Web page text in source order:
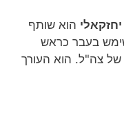
הוא שותף
בעבר כראש
של צה"ל. הוא העורך